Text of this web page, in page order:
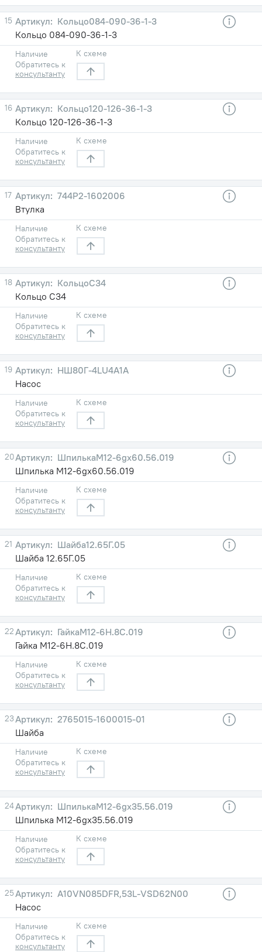
15
Кольцо084-090-36-1-3
Кольцо 084-090-36-1-3
Наличие
Обратитесь к
консультанту
К схеме
16
Кольцо120-126-36-1-3
Кольцо 120-126-36-1-3
Наличие
Обратитесь к
консультанту
К схеме
17
744Р2-1602006
Втулка
Наличие
Обратитесь к
консультанту
К схеме
18
КольцоС34
Кольцо С34
Наличие
Обратитесь к
консультанту
К схеме
19
НШ80Г-4LU4A1A
Насос
Наличие
Обратитесь к
консультанту
К схеме
20
ШпилькаМ12-6gх60.56.019
Шпилька М12-6gх60.56.019
Наличие
Обратитесь к
консультанту
К схеме
21
Шайба12.65Г.05
Шайба 12.65Г.05
Наличие
Обратитесь к
консультанту
К схеме
22
ГайкаМ12-6Н.8С.019
Гайка М12-6Н.8С.019
Наличие
Обратитесь к
консультанту
К схеме
23
2765015-1600015-01
Шайба
Наличие
Обратитесь к
консультанту
К схеме
24
ШпилькаМ12-6gх35.56.019
Шпилька М12-6gх35.56.019
Наличие
Обратитесь к
консультанту
К схеме
25
A10VN085DFR,53L-VSD62N00
Насос
Наличие
Обратитесь к
консультанту
К схеме